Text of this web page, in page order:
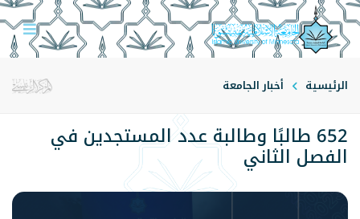
الرئيسية أخبار الجامعة
652 طالبًا وطالبة عدد المستجدين في
الفصل الثاني